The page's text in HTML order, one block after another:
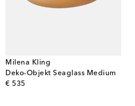
Milena Kling
Deko-Objekt Seaglass Medium
€ 535
original price